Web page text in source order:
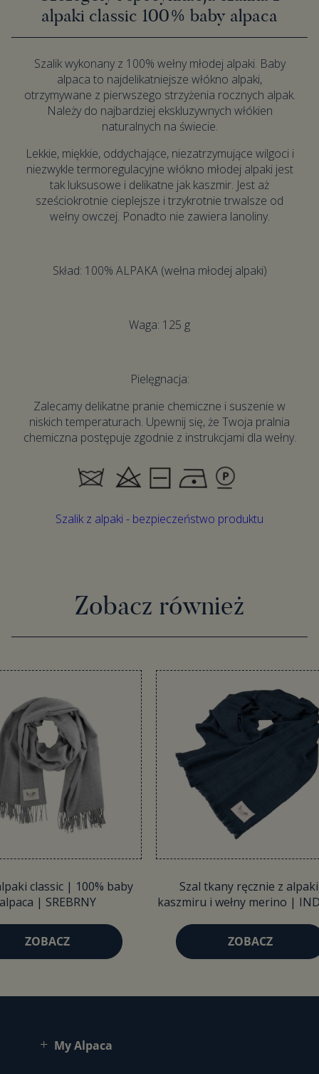
alpaki classic 100% baby alpaca
Szalik wykonany z 100% wełny młodej alpaki. Baby
alpaca to najdelikatniejsze włókno alpaki,
otrzymywane z pierwszego strzyżenia rocznych alpak.
Należy do najbardziej ekskluzywnych włókien
naturalnych na świecie.
Lekkie, miękkie, oddychające, niezatrzymujące wilgoci i
niezwykle termoregulacyjne włókno młodej alpaki jest
tak luksusowe i delikatne jak kaszmir. Jest aż
sześciokrotnie cieplejsze i trzykrotnie trwalsze od
wełny owczej. Ponadto nie zawiera lanoliny.
Skład: 100% ALPAKA (wełna młodej alpaki)
Waga: 125 g
Pielęgnacja:
Zalecamy delikatne pranie chemiczne i suszenie w
niskich temperaturach. Upewnij się, że Twoja pralnia
chemiczna postępuje zgodnie z instrukcjami dla wełny.
Szalik z alpaki - bezpieczeństwo produktu
Zobacz również
classic | 100% baby
| SREBRNY
ZOBACZ
Szal tkany ręcznie z
kaszmiru i wełny merino |
ZOBACZ
My Alpaca